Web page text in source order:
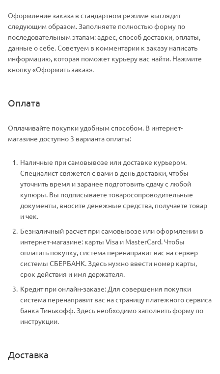
Оформление заказа в стандартном режиме выглядит
следующим образом. Заполняете полностью форму по
последовательным этапам: адрес, способ доставки, оплаты,
данные о себе. Советуем в комментарии к заказу написать
информацию, которая поможет курьеру вас найти. Нажмите
кнопку «Оформить заказ».
Оплата
Оплачивайте покупки удобным способом. В интернет-
магазине доступно 3 варианта оплаты:
Наличные при самовывозе или доставке курьером.
Специалист свяжется с вами в день доставки, чтобы
уточнить время и заранее подготовить сдачу с любой
купюры. Вы подписываете товаросопроводительные
документы, вносите денежные средства, получаете товар
и чек.
Безналичный расчет при самовывозе или оформлении в
интернет-магазине: карты Visa и MasterCard. Чтобы
оплатить покупку, система перенаправит вас на сервер
системы СБЕРБАНК. Здесь нужно ввести номер карты,
срок действия и имя держателя.
Кредит при онлайн-заказе: Для совершения покупки
система перенаправит вас на страницу платежного сервиса
банка Тинькофф. Здесь необходимо заполнить форму по
инструкции.
Доставка